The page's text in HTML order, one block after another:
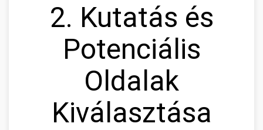
2. Kutatás és
Potenciális
Oldalak
Kiválasztása